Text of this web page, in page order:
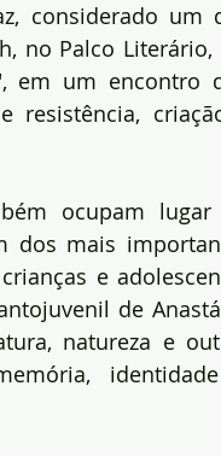
considerado um
no Palco Literário,
em um encontro
resistência,
ocupam lugar
dos mais
e
de
natureza e